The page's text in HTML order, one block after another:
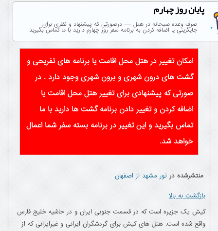
پایان روز چهارم
صرف وعده صبحانه در هتل --- درصورتی که پیشنهاد و نظری برای
جایگزینی یا اضافه کردن به برنامه سفر روز چهارم دارید با ما تماس بگیرید
امکان تغییر در هتل محل اقامت یا برنامه های تفریحی و
گشت های درون شهری و برون شهری وجود دارد . در
صورتی که پیشنهادی برای تغییر هتل محل اقامت یا
اضافه کردن و تغییر دادن برنامه گشت ها دارید با ما
تماس بگیرید و این تغییر در برنامه بسته سفر شما اعمال
خواهد شد.
منتشرشده در تور مشهد از اصفهان
بازگشت به بالا
کیش یک جزیره است که در قسمت جنوبی ایران و در حاشیه خلیج فارس
واقع شده است. هتل های کیش برای گردشگران ایرانی و غیرایرانی که از